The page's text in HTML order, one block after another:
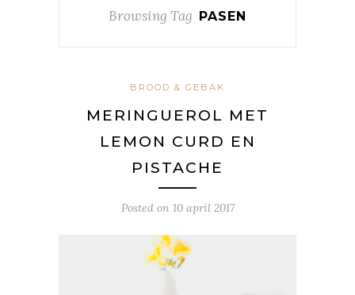
Browsing Tag PASEN
BROOD & GEBAK
MERINGUEROL MET
LEMON CURD EN
PISTACHE
Posted on 10 april 2017